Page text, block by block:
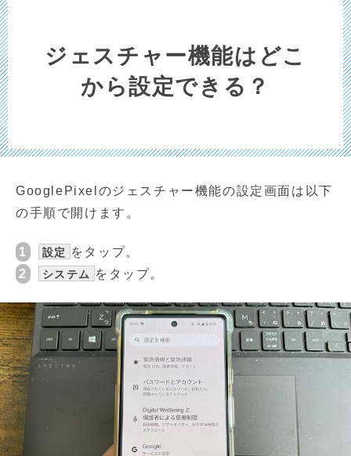
ジェスチャー機能はどこ
から設定できる？
GooglePixelのジェスチャー機能の設定画面は以下
の手順で開けます。
1 設定
をタップ。
2
システム をタップ。